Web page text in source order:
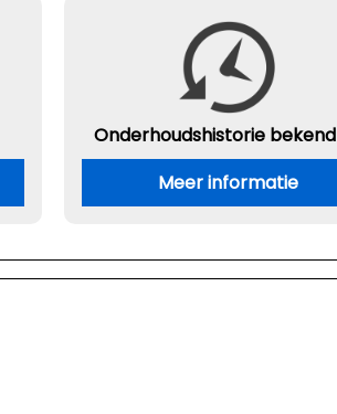
Onderhoudshistorie bekend
Meer informatie